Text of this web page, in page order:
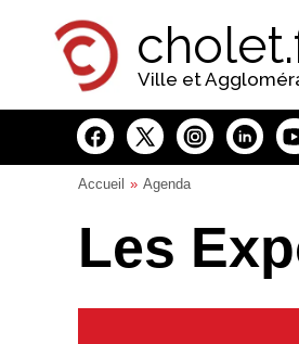
Ville et
Accueil Agenda
Les